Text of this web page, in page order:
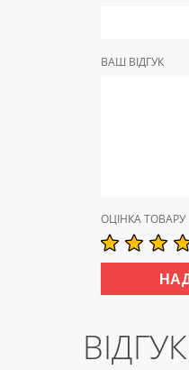
ВАШ ВІДГУК
ОЦІНКА ТОВАРУ